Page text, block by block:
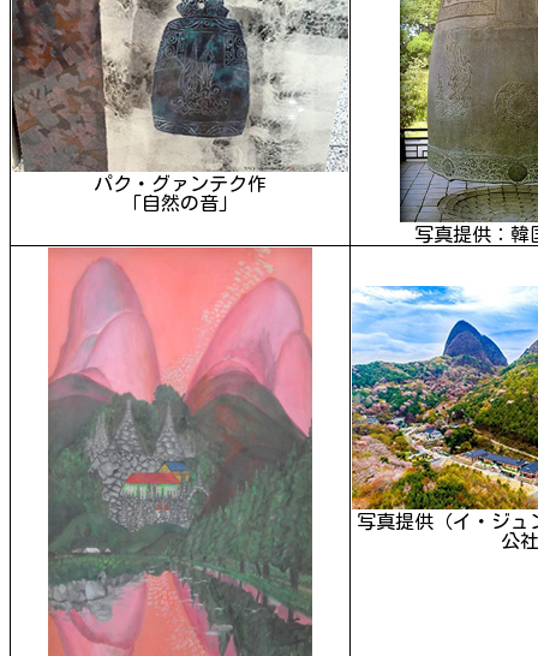
パク・グァンテク作
「自然の音」
写真提供：韓
写真提供（イ・ジュ
公社